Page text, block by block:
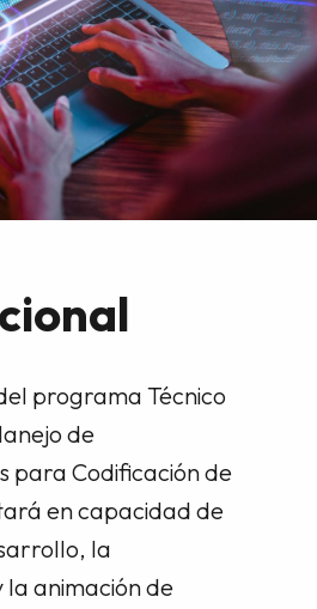
programa Técnico
de
para Codificación de
en capacidad de
la
la animación de